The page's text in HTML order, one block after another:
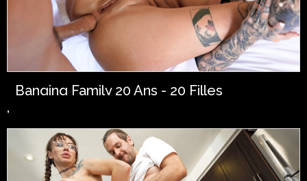
Banging Family 20 Ans - 20 Filles
,